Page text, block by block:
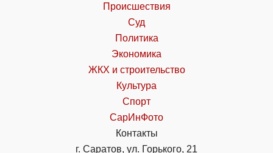
Происшествия
Суд
Политика
Экономика
ЖКХ и строительство
Культура
Спорт
СарИнФото
Контакты
г. Саратов, ул. Горького, 21